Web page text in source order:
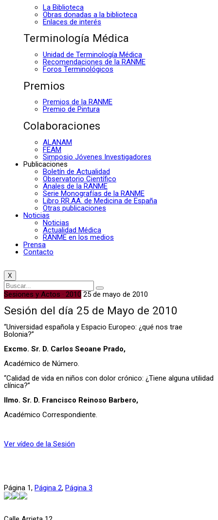
La Biblioteca
Obras donadas a la biblioteca
Enlaces de interés
Terminología Médica
Unidad de Terminología Médica
Recomendaciones de la RANME
Foros Terminológicos
Premios
Premios de la RANME
Premio de Pintura
Colaboraciones
ALANAM
FEAM
Simposio Jóvenes Investigadores
Publicaciones
Boletín de Actualidad
Observatorio Científico
Anales de la RANME
Serie Monografías de la RANME
Libro RR.AA. de Medicina de España
Otras publicaciones
Noticias
Noticias
Actualidad Médica
RANME en los medios
Prensa
Contacto
X
Sesiones y Actos · 2010 25 de mayo de 2010
Sesión del día 25 de Mayo de 2010
“Universidad española y Espacio Europeo: ¿qué nos trae
Bolonia?”
Excmo. Sr. D. Carlos Seoane Prado,
Académico de Número.
“Calidad de vida en niños con dolor crónico: ¿Tiene alguna utilidad
clínica?”
Ilmo. Sr. D. Francisco Reinoso Barbero,
Académico Correspondiente.
Ver vídeo de la Sesión
Página 1, Página 2, Página 3